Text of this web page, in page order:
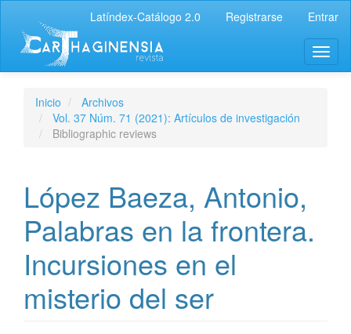
Latíndex-Catálogo 2.0 Registrarse Entrar
Inicio
Archivos
Vol. 37 Núm. 71 (2021): Artículos de investigación
Bibliographic reviews
López Baeza, Antonio,
Palabras en la frontera.
Incursiones en el
misterio del ser